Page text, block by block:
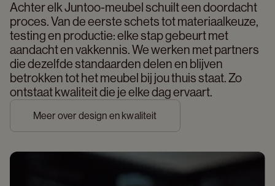
Achter elk Juntoo-meubel schuilt een doordacht
proces. Van de eerste schets tot materiaalkeuze,
testing en productie: elke stap gebeurt met
aandacht en vakkennis. We werken met partners
die dezelfde standaarden delen en blijven
betrokken tot het meubel bij jou thuis staat. Zo
ontstaat kwaliteit die je elke dag ervaart.
Meer over design en kwaliteit